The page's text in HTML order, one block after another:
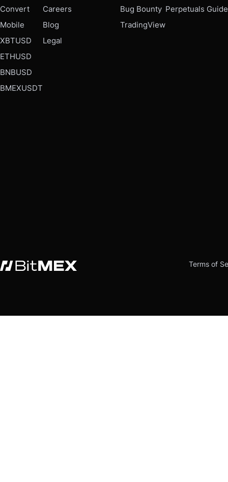
Convert
Mobile
XBTUSD
ETHUSD
BNBUSD
BMEXUSDT
Careers
Blog
Legal
Bug Bounty
TradingView
Perpetuals Guide
Terms of